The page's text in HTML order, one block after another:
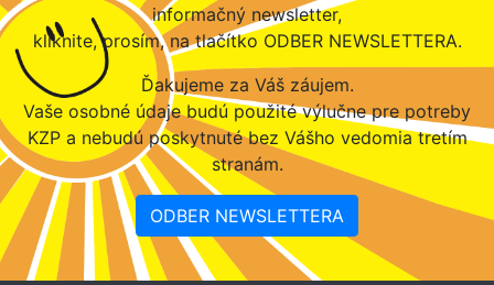
informačný newsletter,
kliknite, prosím, na tlačítko ODBER NEWSLETTERA.
Ďakujeme za Váš záujem.
Vaše osobné údaje budú použité výlučne pre potreby
KZP a nebudú poskytnuté bez Vášho vedomia tretím
stranám.
ODBER NEWSLETTERA